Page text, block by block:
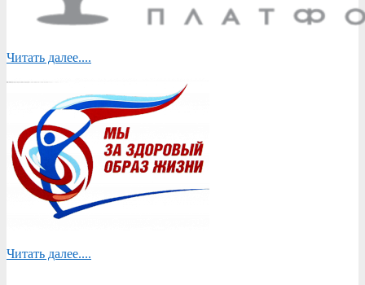
Читать далее....
Читать далее....